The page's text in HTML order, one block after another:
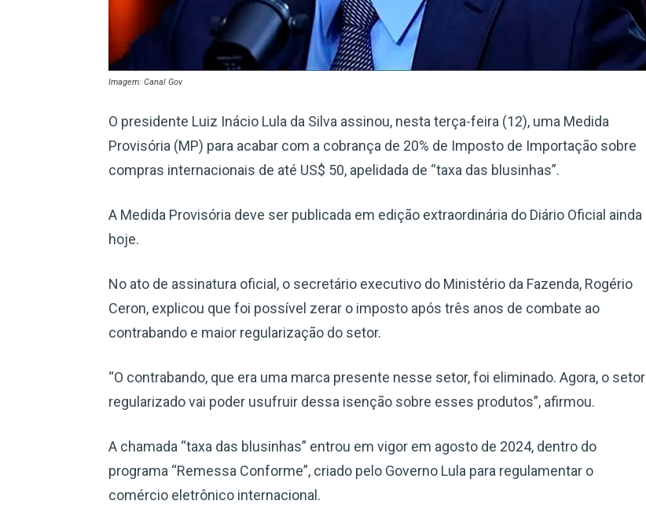
Imagem: Canal Gov
O presidente Luiz Inácio Lula da Silva assinou, nesta terça-feira (12), uma Medida
Provisória (MP) para acabar com a cobrança de 20% de Imposto de Importação sobre
compras internacionais de até US$ 50, apelidada de “taxa das blusinhas”.
A Medida Provisória deve ser publicada em edição extraordinária do Diário Oficial ainda
hoje.
No ato de assinatura oficial, o secretário executivo do Ministério da Fazenda, Rogério
Ceron, explicou que foi possível zerar o imposto após três anos de combate ao
contrabando e maior regularização do setor.
“O contrabando, que era uma marca presente nesse setor, foi eliminado. Agora, o setor
regularizado vai poder usufruir dessa isenção sobre esses produtos”, afirmou.
A chamada “taxa das blusinhas” entrou em vigor em agosto de 2024, dentro do
programa “Remessa Conforme”, criado pelo Governo Lula para regulamentar o
comércio eletrônico internacional.